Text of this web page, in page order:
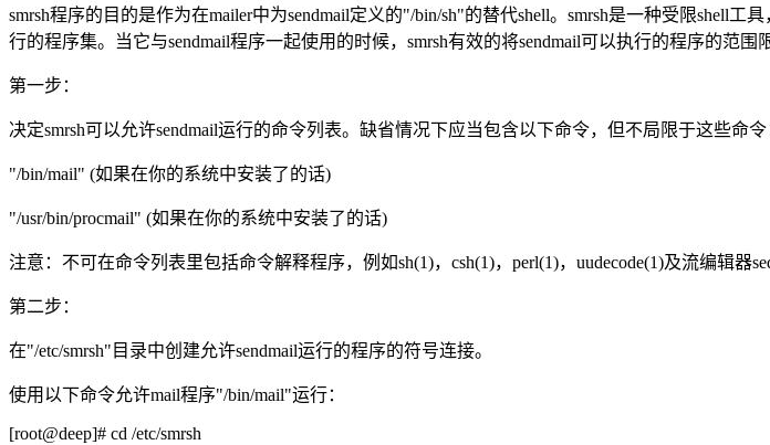
smrsh程序的目的是作为在mailer中为sendmail定义的"/bin/sh"的替代shell。smrsh是一种受限shell
行的程序集。当它与sendmail程序一起使用的时候，smrsh有效的将sendmail可以执行的程序的范围
第一步：
决定smrsh可以允许sendmail运行的命令列表。缺省情况下应当包含以下命令，但不局限于这些命令
"/bin/mail" (如果在你的系统中安装了的话)
"/usr/bin/procmail" (如果在你的系统中安装了的话)
注意：不可在命令列表里包括命令解释程序，例如sh(1)，csh(1)，perl(1)，uudecode(1)及流编辑器
第二步：
在"/etc/smrsh"目录中创建允许sendmail运行的程序的符号连接。
使用以下命令允许mail程序"/bin/mail"运行：
[root@deep]# cd /etc/smrsh